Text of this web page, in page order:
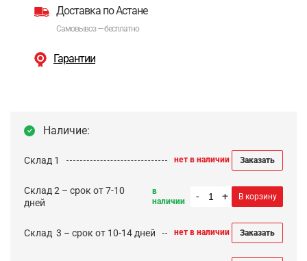
Доставка по Астане
Самовывоз — бесплатно
Гарантии
Наличие:
Склад 1 нет в наличии Заказать
Склад 2 – срок от 7-10
дней
в
наличии
- + В корзину
Cклад 3 – срок от 10-14 дней нет в наличии Заказать